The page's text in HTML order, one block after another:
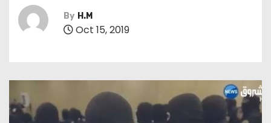
By H.M
Oct 15, 2019